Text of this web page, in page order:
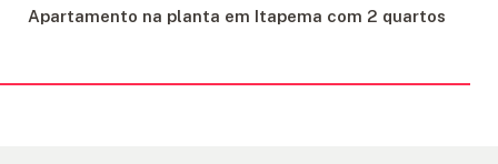
Apartamento na planta em Itapema com 2 quartos